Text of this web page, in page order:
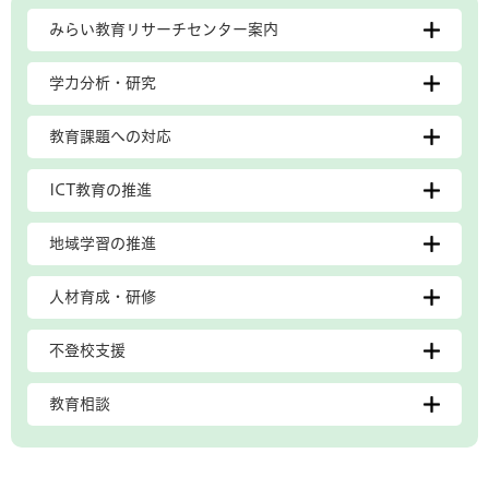
みらい教育リサーチセンター案内
学力分析・研究
教育課題への対応
ICT教育の推進
地域学習の推進
人材育成・研修
不登校支援
教育相談